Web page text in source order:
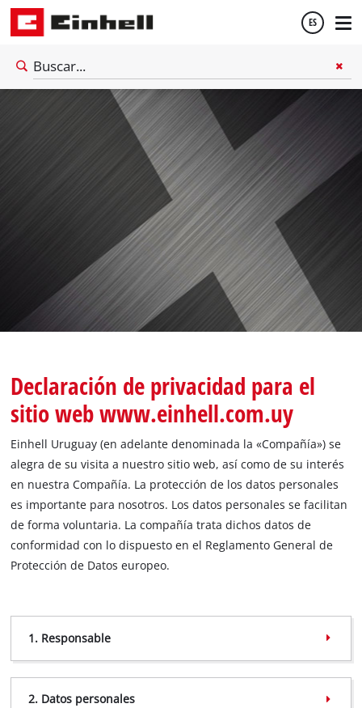
ES
Declaración de privacidad para el
sitio web www.einhell.com.uy
Einhell Uruguay (en adelante denominada la «Compañía») se
alegra de su visita a nuestro sitio web, así como de su interés
en nuestra Compañía. La protección de los datos personales
es importante para nosotros. Los datos personales se facilitan
de forma voluntaria. La compañía trata dichos datos de
conformidad con lo dispuesto en el Reglamento General de
Protección de Datos europeo.
1. Responsable
2. Datos personales